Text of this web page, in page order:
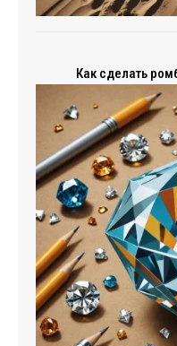
Как сделать